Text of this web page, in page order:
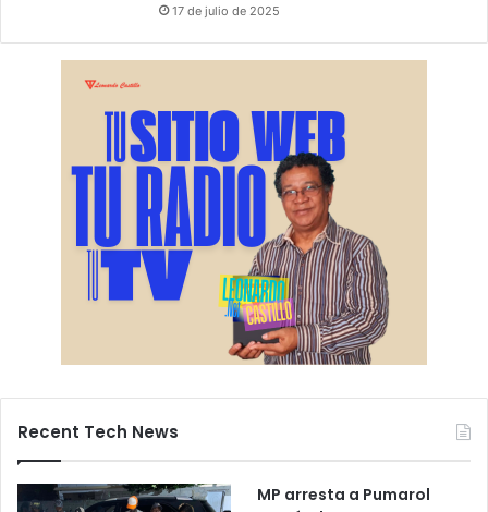
17 de julio de 2025
Recent Tech News
MP arresta a Pumarol